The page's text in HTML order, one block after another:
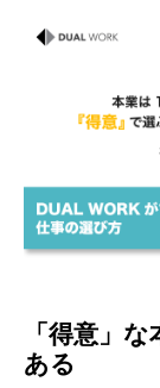
「得意」
ある